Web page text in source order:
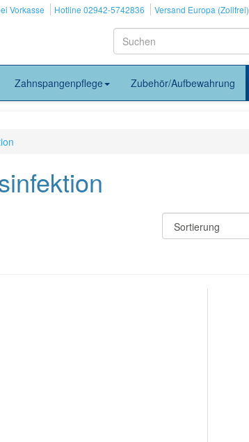
Vorkasse Hotline 02942-5742836 Versand Europa (Zollfrei)
Zahnspangenpflege Zubehör/Aufbewahrung